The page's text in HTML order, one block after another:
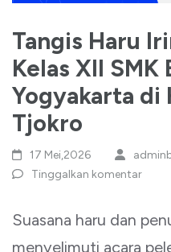
Tangis Haru
Kelas XII SMK
Yogyakarta di
Tjokro
17 Mei,2026
Tinggalkan komentar
Suasana haru dan
menyelimuti acara